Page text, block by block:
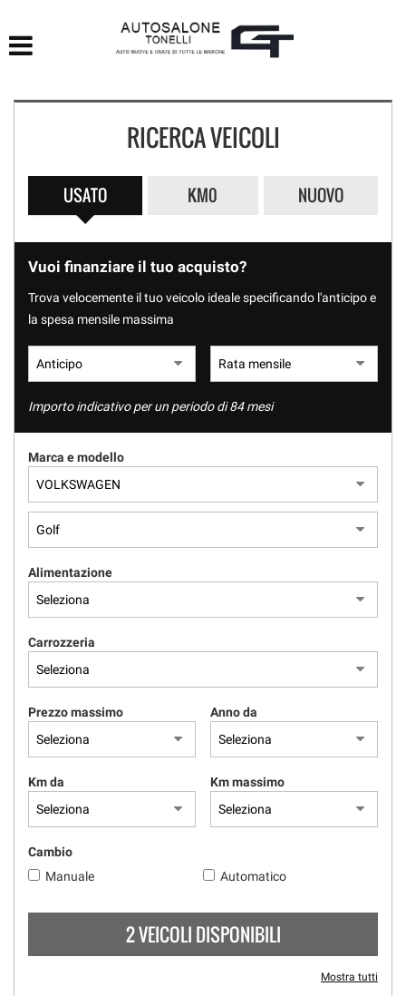
ASSISTENZA
CONTATTI
RICERCA VEICOLI
USATO KM0 NUOVO
Vuoi finanziare il tuo acquisto?
Trova velocemente il tuo veicolo ideale specificando l'anticipo e
la spesa mensile massima
Importo indicativo per un periodo di 84 mesi
Marca e modello
Alimentazione
Carrozzeria
Prezzo massimo Anno da
Km da Km massimo
Cambio
Manuale
Automatico
2 VEICOLI DISPONIBILI
Mostra tutti